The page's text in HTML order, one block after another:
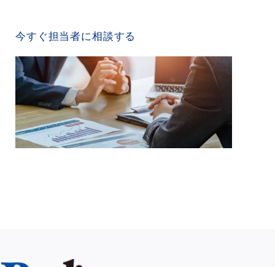
今すぐ担当者に相談する